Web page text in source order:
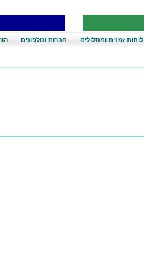
לוחות זמנים ומסלולים חברות וטלפונים